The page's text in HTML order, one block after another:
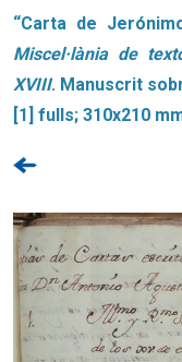
“Carta de
Miscel·lània de
XVIII. Manuscrit
[1] fulls; 310x210